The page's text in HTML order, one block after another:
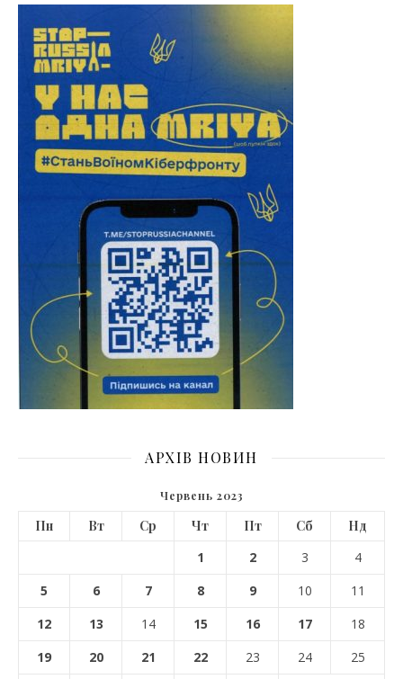
АРХІВ НОВИН
Червень 2023
Пн Вт Ср Чт Пт Сб
Нд
1
2 3
4
5
6 7 8 9 10
11
12
13 14 15 16 17
18
19
20 21 22 23 24 25